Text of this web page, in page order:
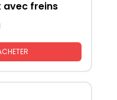
avec freins